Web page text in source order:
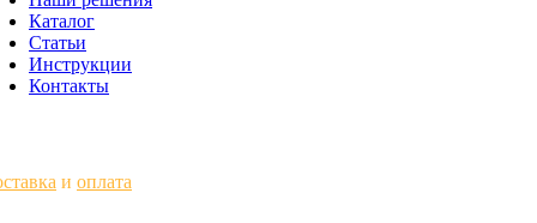
Каталог
Статьи
Инструкции
Контакты
и оплата